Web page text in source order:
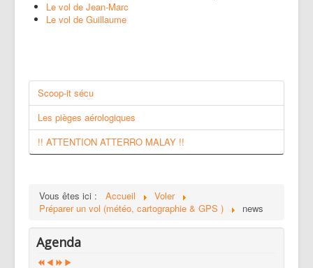
Le vol de Jean-Marc
Le vol de Guillaume
Scoop-it sécu
Les pièges aérologiques
!! ATTENTION ATTERRO MALAY !!
Vous êtes ici : Accueil
Voler
Préparer un vol (météo, cartographie & GPS )
news
Agenda